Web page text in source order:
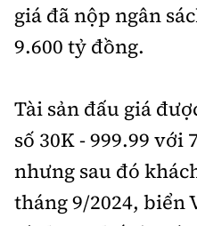
Thông tin tòa
soạn
giá đã nộp ngân
9.600 tỷ đồng.
Tài sản đấu giá
số 30K - 999.99 với
nhưng sau đó
tháng 9/2024, biển